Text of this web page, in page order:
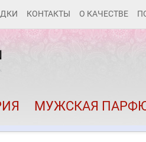
КОНТАКТЫ О КАЧЕСТВЕ
МУЖСКАЯ